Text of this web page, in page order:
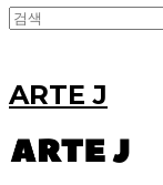
ARTE J